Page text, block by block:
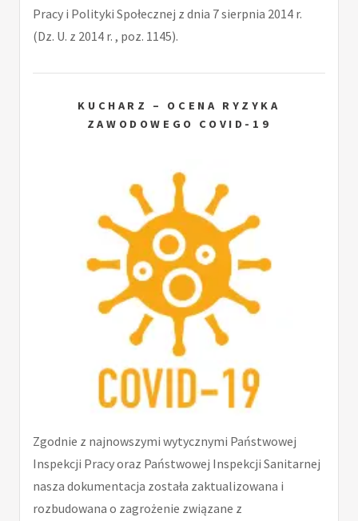
Pracy i Polityki Społecznej z dnia 7 sierpnia 2014 r.
(Dz. U. z 2014 r. , poz. 1145).
KUCHARZ – OCENA RYZYKA
ZAWODOWEGO COVID-19
Zgodnie z najnowszymi wytycznymi Państwowej
Inspekcji Pracy oraz Państwowej Inspekcji Sanitarnej
nasza dokumentacja została zaktualizowana i
rozbudowana o zagrożenie związane z